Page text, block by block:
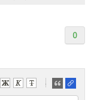
0
-
-